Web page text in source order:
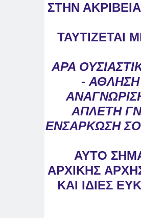
ΣΤΗΝ
ΤΑΥΤΙΖΕΤΑΙ
ΑΡΑ
- ΑΘΛΗΣΗ
ΑΠΛΕΤΗ
ΕΝΣΑΡΚΩΣΗ
ΑΥΤΟ
ΑΡΧΙΚΗΣ
ΚΑΙ ΙΔΙΕΣ